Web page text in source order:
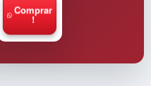
Comprar
!